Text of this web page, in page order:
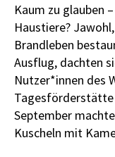
Kaum zu glauben
Haustiere?
Brandleben
Ausflug, dachten
Nutzer*innen des
September
Kuscheln mit